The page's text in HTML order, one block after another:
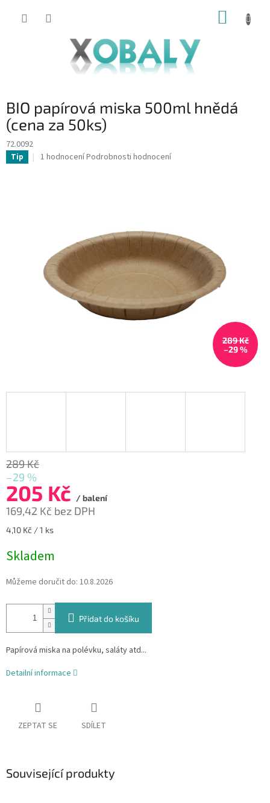
KOŠÍK
BIO papírová miska 500ml hnědá
(cena za 50ks)
72.0092
Tip
Průměrné
1 hodnoceníPodrobnosti hodnocení
289 Kč
–29 %
289 Kč
–29 %
205 Kč / balení
169,42 Kč bez DPH
Měrná
4,10 Kč / 1 ks
Skladem
Můžeme doručit do: 10.8.2026
Přidat do košíku
Papírová miska na polévku, saláty atd...
Detailní informace
ZEPTAT SE SDÍLET
Související produkty